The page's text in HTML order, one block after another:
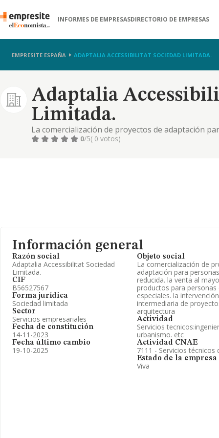
INFORMES DE EMPRESASDIRECTORIO DE EMPRESAS
EMPRESITE ESPAÑA ADAPTALIA ACCESSIBILITAT SOCIEDAD LIMITADA.
Adaptalia
Limitada.
La comercialización de proyectos de adaptación
mayor y menor de productos para personas con
0/5( 0 votos)
Información general
Razón social
Adaptalia Accessibilitat Sociedad
Limitada.
CIF
B56527567
Forma jurídica
Sociedad limitada
Sector
Servicios empresariales
Fecha de constitución
14-11-2023
Fecha último cambio
19-10-2025
Objeto social
La comercialización de
adaptación para
reducida. la venta al
productos para personas
especiales. la
intermediaria de
arquitectura
Actividad
Servicios
urbanismo. etc
Actividad CNAE
7111 - Servicios técnicos
Estado de la empresa
Viva